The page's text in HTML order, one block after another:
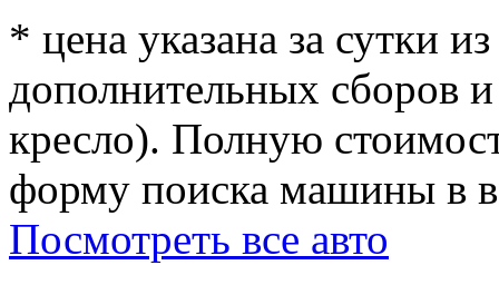
* цена указана за сутки
дополнительных сборов
кресло). Полную
форму поиска машины в
Посмотреть все авто